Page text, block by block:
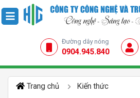
Đường dây nóng
0904.945.840
Trang chủ Kiến thức